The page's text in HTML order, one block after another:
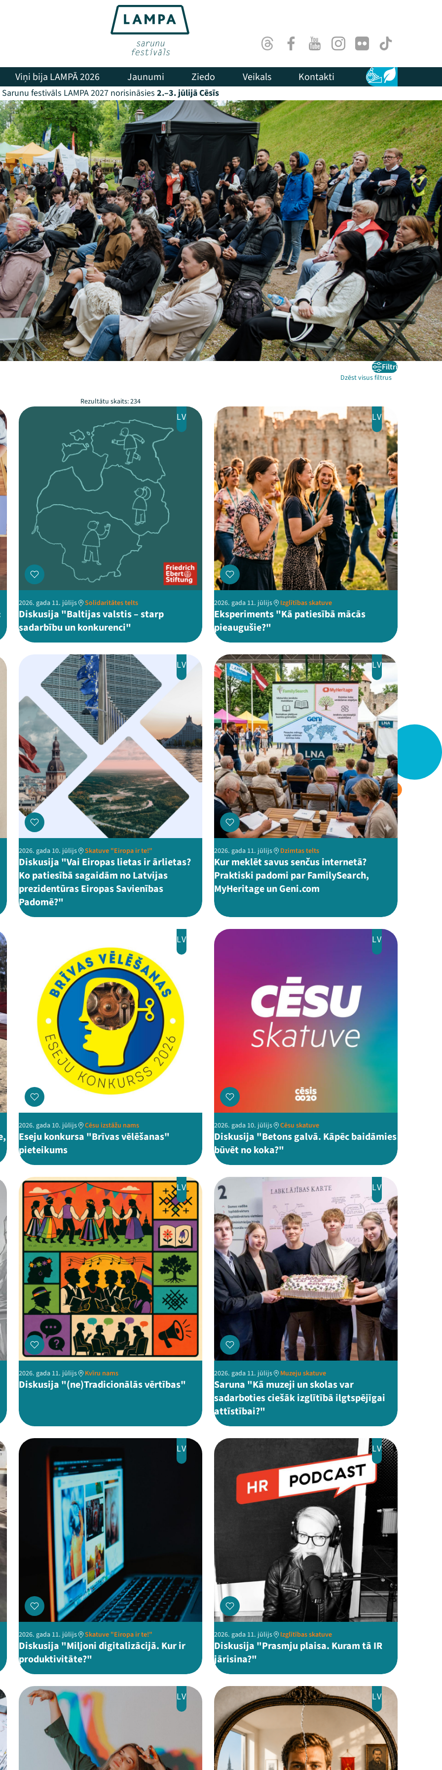
ThreadsFacebookYoutubeInstagram
Flick TikTok
Viņi bija LAMPĀ 2026 Jaunumi Ziedo Veikals Kontakti Pieejamība
Ilgtspēja
Sarunu festivāls LAMPA 2027 norisināsies 2.–3. jūlijā Cēsīs
Filtri
Dzēst visus filtrus
Rezultātu skaits: 234
LV
2026. gada 11. jūlijs Solidaritātes telts
Diskusija "Baltijas valstis – starp
sadarbību un konkurenci"
LV
2026. gada 11. jūlijs Izglītības skatuve
Eksperiments "Kā patiesībā mācās
pieaugušie?"
LV
2026. gada 10. jūlijs Skatuve "Eiropa ir te!"
Diskusija "Vai Eiropas lietas ir ārlietas?
Ko patiesībā sagaidām no Latvijas
prezidentūras Eiropas Savienības
Padomē?"
LV
2026. gada 11. jūlijs Dzimtas telts
Kur meklēt savus senčus internetā?
Praktiski padomi par FamilySearch,
MyHeritage un Geni.com
LV
2026. gada 10. jūlijs Cēsu izstāžu nams
Eseju konkursa "Brīvas vēlēšanas"
pieteikums
LV
2026. gada 10. jūlijs Cēsu skatuve
Diskusija "Betons galvā. Kāpēc baidāmies
būvēt no koka?"
LV
2026. gada 11. jūlijs Kvīru nams
Diskusija "(ne)Tradicionālās vērtības"
LV
2026. gada 11. jūlijs Muzeju skatuve
Saruna "Kā muzeji un skolas var
sadarboties ciešāk izglītībā ilgtspējīgai
attīstībai?"
LV
2026. gada 11. jūlijs Skatuve "Eiropa ir te!"
Diskusija "Miljoni digitalizācijā. Kur ir
produktivitāte?"
LV
2026. gada 11. jūlijs Izglītības skatuve
Diskusija "Prasmju plaisa. Kuram tā IR
jārisina?"
LV LV